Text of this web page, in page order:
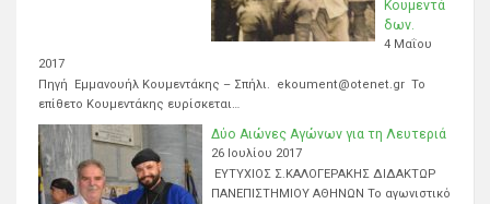
Κουμεντά
δων.
4 Μαΐου
2017
Πηγή Εμμανουήλ Κουμεντάκης – Σπήλι. ekoument@otenet.gr Το
επίθετο Κουμεντάκης ευρίσκεται…
Δύο Αιώνες Αγώνων για τη Λευτεριά
26 Ιουλίου 2017
ΕΥΤΥΧΙΟΣ Σ.ΚΑΛΟΓΕΡΑΚΗΣ ΔΙΔΑΚΤΩΡ
ΠΑΝΕΠΙΣΤΗΜΙΟΥ ΑΘΗΝΩΝ Το αγωνιστικό